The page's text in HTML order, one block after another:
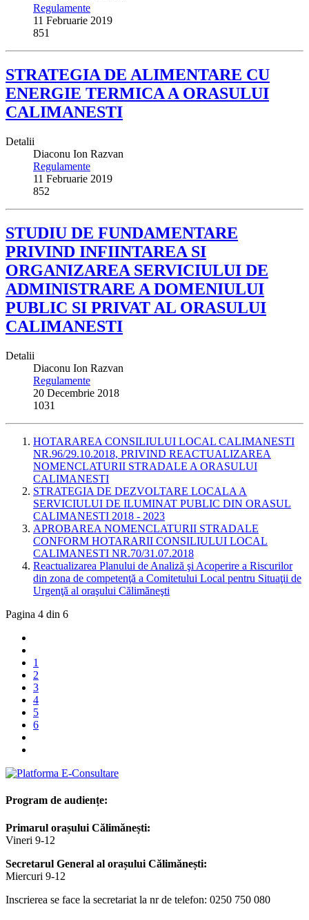
Regulamente
11 Februarie 2019
851
STRATEGIA DE ALIMENTARE CU
ENERGIE TERMICA A ORASULUI
CALIMANESTI
Detalii
Diaconu Ion Razvan
Regulamente
11 Februarie 2019
852
STUDIU DE FUNDAMENTARE
PRIVIND INFIINTAREA SI
ORGANIZAREA SERVICIULUI DE
ADMINISTRARE A DOMENIULUI
PUBLIC SI PRIVAT AL ORASULUI
CALIMANESTI
Detalii
Diaconu Ion Razvan
Regulamente
20 Decembrie 2018
1031
HOTARAREA CONSILIULUI LOCAL CALIMANESTI
NR.96/29.10.2018, PRIVIND REACTUALIZAREA
NOMENCLATURII STRADALE A ORASULUI
CALIMANESTI
STRATEGIA DE DEZVOLTARE LOCALA A
SERVICIULUI DE ILUMINAT PUBLIC DIN ORASUL
CALIMANESTI 2018 - 2023
APROBAREA NOMENCLATURII STRADALE
CONFORM HOTARARII CONSILIULUI LOCAL
CALIMANESTI NR.70/31.07.2018
Reactualizarea Planului de Analiză şi Acoperire a Riscurilor
din zona de competenţă a Comitetului Local pentru Situaţii de
Urgenţă al oraşului Călimăneşti
Pagina 4 din 6
1
2
3
4
5
6
Program de audiențe:
Primarul orașului Călimănești:
Vineri 9-12
Secretarul General al orașului Călimănești:
Miercuri 9-12
Inscrierea se face la secretariat la nr de telefon: 0250 750 080